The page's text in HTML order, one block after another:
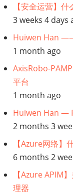
迁
移
【安全运营】
3 weeks 4 days
Huiwen Han
1 month ago
AxisRobo-
平台
1 month ago
Huiwen Han —
2 months 3
【Azure网络】
6 months 2
【Azure APIM
理器